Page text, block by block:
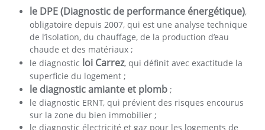
le DPE (Diagnostic de performance énergétique),
obligatoire depuis 2007, qui est une analyse technique
de l’isolation, du chauffage, de la production d’eau
chaude et des matériaux ;
le diagnostic loi Carrez, qui définit avec exactitude la
superficie du logement ;
le diagnostic amiante et plomb ;
le diagnostic ERNT, qui prévient des risques encourus
sur la zone du bien immobilier ;
le diagnostic électricité et gaz pour les logements de